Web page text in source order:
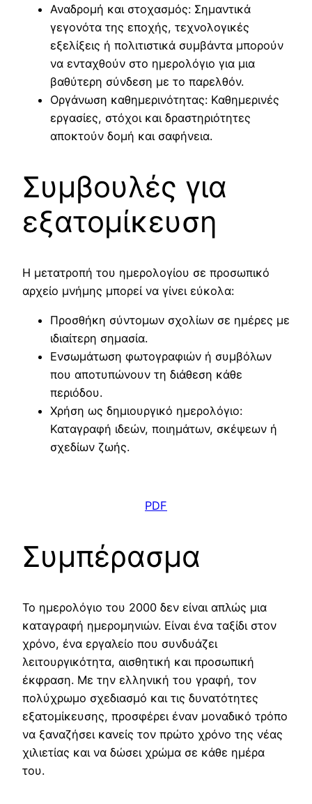
Αναδρομή και στοχασμός: Σημαντικά
γεγονότα της εποχής, τεχνολογικές
εξελίξεις ή πολιτιστικά συμβάντα μπορούν
να ενταχθούν στο ημερολόγιο για μια
βαθύτερη σύνδεση με το παρελθόν.
Οργάνωση καθημερινότητας: Καθημερινές
εργασίες, στόχοι και δραστηριότητες
αποκτούν δομή και σαφήνεια.
Συμβουλές για
εξατομίκευση
Η μετατροπή του ημερολογίου σε προσωπικό
αρχείο μνήμης μπορεί να γίνει εύκολα:
Προσθήκη σύντομων σχολίων σε ημέρες με
ιδιαίτερη σημασία.
Ενσωμάτωση φωτογραφιών ή συμβόλων
που αποτυπώνουν τη διάθεση κάθε
περιόδου.
Χρήση ως δημιουργικό ημερολόγιο:
Καταγραφή ιδεών, ποιημάτων, σκέψεων ή
σχεδίων ζωής.
PDF
Συμπέρασμα
Το ημερολόγιο του 2000 δεν είναι απλώς μια
καταγραφή ημερομηνιών. Είναι ένα ταξίδι στον
χρόνο, ένα εργαλείο που συνδυάζει
λειτουργικότητα, αισθητική και προσωπική
έκφραση. Με την ελληνική του γραφή, τον
πολύχρωμο σχεδιασμό και τις δυνατότητες
εξατομίκευσης, προσφέρει έναν μοναδικό τρόπο
να ξαναζήσει κανείς τον πρώτο χρόνο της νέας
χιλιετίας και να δώσει χρώμα σε κάθε ημέρα
του.